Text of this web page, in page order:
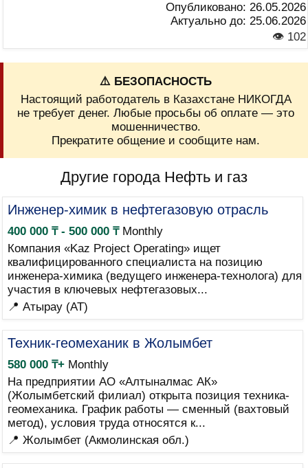
Опубликовано: 26.05.2026
Актуально до: 25.06.2026
👁 102
⚠️ БЕЗОПАСНОСТЬ
Настоящий работодатель в Казахстане НИКОГДА
не требует денег. Любые просьбы об оплате — это
мошенничество.
Прекратите общение и сообщите нам.
Другие города Нефть и газ
Инженер-химик в нефтегазовую отрасль
400 000 ₸ - 500 000 ₸Monthly
Компания «Kaz Project Operating» ищет
квалифицированного специалиста на позицию
инженера-химика (ведущего инженера-технолога) для
участия в ключевых нефтегазовых...
📍 Атырау (AT)
Техник-геомеханик в Жолымбет
580 000 ₸+Monthly
На предприятии АО «Алтыналмас АК»
(Жолымбетский филиал) открыта позиция техника-
геомеханика. График работы — сменный (вахтовый
метод), условия труда относятся к...
📍 Жолымбет (Акмолинская обл.)